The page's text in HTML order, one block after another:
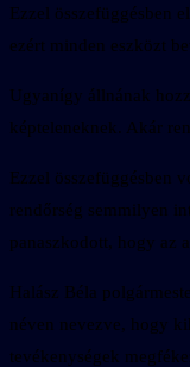
Ezzel összefüggésben
ezért minden eszközt
Ugyanígy állnának
képteleneknek. Akár
Ezzel összefüggésben
rendőrség semmilyen
panaszkodott, hogy az
Halász Béla
néven nevezve, hogy
tevékenységek